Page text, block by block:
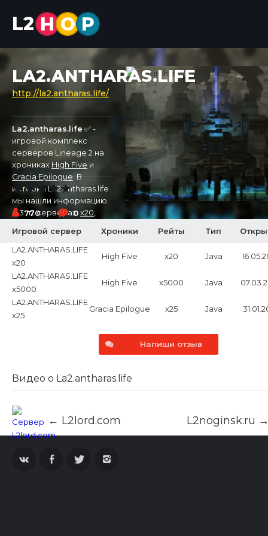
L2 H O P
LA2.ANTHARAS.LIFE
http://la2.antharas.life/
La2.antharas.life ✅ -
игровой комплекс
серверов Lineage 2 на
хрониках High Five и
Gracia Epilogue. В
истории La2.antharas.life
мы нашли информацию
о 3 л2 серверах:x20
сервер был открыт
31.01.2026, а самый новый
откроется 16.05.2026 на
хрониках High Five с
770
0
Игровой сервер
Хроники Рейты Тип
LA2.ANTHARAS.LIFE
x20
High Five x20 Java
LA2.ANTHARAS.LIFE
x5000
High Five x5000 Java
LA2.ANTHARAS.LIFE
x25
Gracia Epilogue x25 Java
Напиши отзыв
Видео о La2.antharas.life
← L2lord.com L2noginsk.ru